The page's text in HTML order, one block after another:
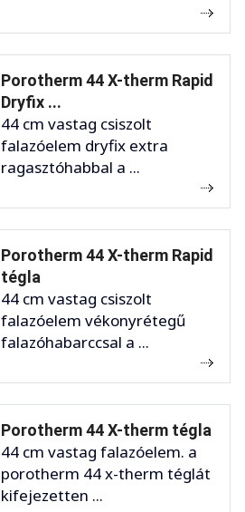
Porotherm 44 X-therm Rapid
Dryfix ...
44 cm vastag csiszolt
falazóelem dryfix extra
ragasztóhabbal a ...
Porotherm 44 X-therm Rapid
tégla
44 cm vastag csiszolt
falazóelem vékonyrétegű
falazóhabarccsal a ...
Porotherm 44 X-therm tégla
44 cm vastag falazóelem. a
porotherm 44 x-therm téglát
kifejezetten ...